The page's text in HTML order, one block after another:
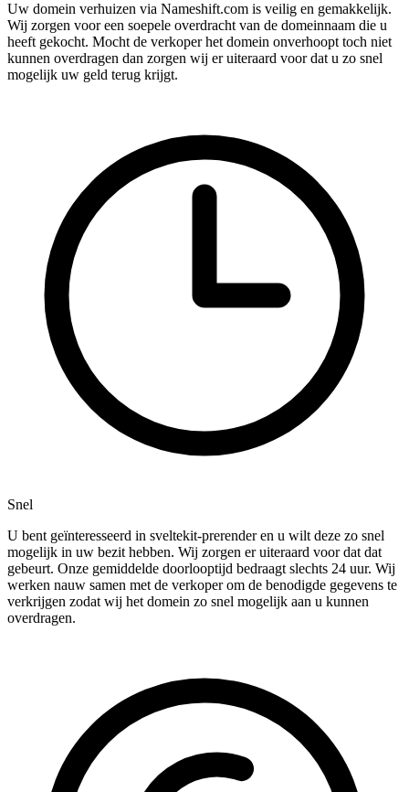
Uw domein verhuizen via Nameshift.com is veilig en gemakkelijk.
Wij zorgen voor een soepele overdracht van de domeinnaam die u
heeft gekocht. Mocht de verkoper het domein onverhoopt toch niet
kunnen overdragen dan zorgen wij er uiteraard voor dat u zo snel
mogelijk uw geld terug krijgt.
Snel
U bent geïnteresseerd in sveltekit-prerender en u wilt deze zo snel
mogelijk in uw bezit hebben. Wij zorgen er uiteraard voor dat dat
gebeurt. Onze gemiddelde doorlooptijd bedraagt slechts 24 uur. Wij
werken nauw samen met de verkoper om de benodigde gegevens te
verkrijgen zodat wij het domein zo snel mogelijk aan u kunnen
overdragen.